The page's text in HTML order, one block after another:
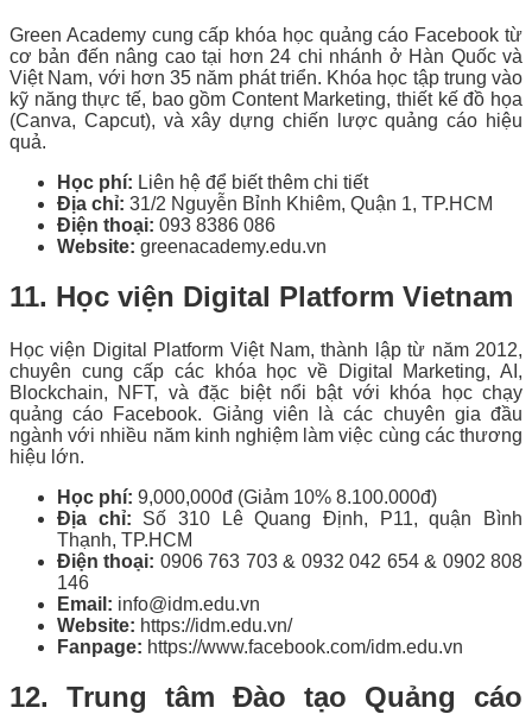
Green Academy cung cấp khóa học quảng cáo Facebook từ
cơ bản đến nâng cao tại hơn 24 chi nhánh ở Hàn Quốc và
Việt Nam, với hơn 35 năm phát triển. Khóa học tập trung vào
kỹ năng thực tế, bao gồm Content Marketing, thiết kế đồ họa
(Canva, Capcut), và xây dựng chiến lược quảng cáo hiệu
quả.
Học phí: Liên hệ để biết thêm chi tiết
Địa chỉ: 31/2 Nguyễn Bỉnh Khiêm, Quận 1, TP.HCM
Điện thoại: 093 8386 086
Website: greenacademy.edu.vn
11. Học viện Digital Platform Vietnam
Học viện Digital Platform Việt Nam, thành lập từ năm 2012,
chuyên cung cấp các khóa học về Digital Marketing, AI,
Blockchain, NFT, và đặc biệt nổi bật với khóa học chạy
quảng cáo Facebook. Giảng viên là các chuyên gia đầu
ngành với nhiều năm kinh nghiệm làm việc cùng các thương
hiệu lớn.
Học phí: 9,000,000đ (Giảm 10% 8.100.000đ)
Địa chỉ: Số 310 Lê Quang Định, P11, quận Bình
Thạnh, TP.HCM
Điện thoại: 0906 763 703 & 0932 042 654 & 0902 808
146
Email: info@idm.edu.vn
Website: https://idm.edu.vn/
Fanpage: https://www.facebook.com/idm.edu.vn
12. Trung tâm Đào tạo Quảng cáo